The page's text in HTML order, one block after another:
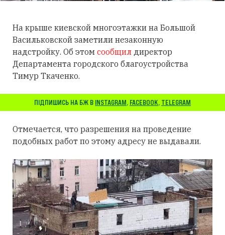
На крыше киевской многоэтажки на Большой
Васильковской заметили незаконную
надстройку. Об этом сообщил директор
Департамента городского благоустройства
Тимур Ткаченко.
ПІДПИШИСЬ НА БЖ В INSTAGRAM, FACEBOOK, TELEGRAM
Отмечается, что разрешения на проведение
подобных работ по этому адресу не выдавали.